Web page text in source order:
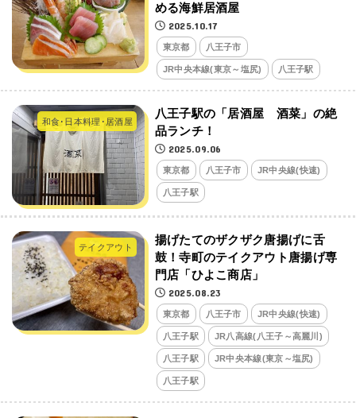
める海鮮居酒屋
2025.10.17
東京都 八王子市
JR中央本線(東京～塩尻) 八王子駅
和食･日本料理･居酒屋
八王子駅の「居酒屋 酒菜」の絶
品ランチ！
2025.09.06
東京都 八王子市 JR中央線(快速)
八王子駅
テイクアウト
揚げたてのザクザク唐揚げに舌
鼓！寺町のテイクアウト唐揚げ専
門店「ひよこ商店」
2025.08.23
東京都 八王子市 JR中央線(快速)
八王子駅 JR八高線(八王子～高麗川)
八王子駅 JR中央本線(東京～塩尻)
八王子駅